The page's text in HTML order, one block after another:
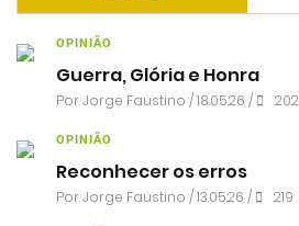
OPINIÃO
Guerra, Glória e Honra
PorJorge Faustino / 18.05.26 / 202
OPINIÃO
Reconhecer os erros
PorJorge Faustino / 13.05.26 / 219